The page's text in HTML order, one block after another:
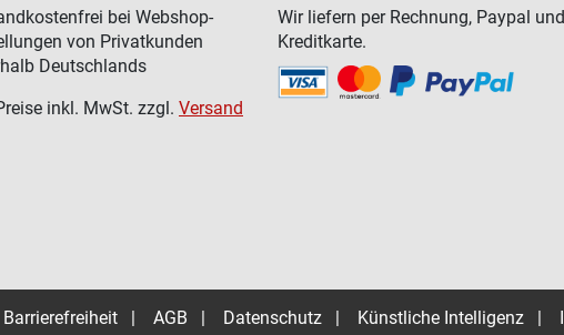
bei Webshop-
von Privatkunden
Deutschlands
inkl. MwSt. zzgl. Versand
Wir liefern per Rechnung, Paypal und
Kreditkarte.
Barrierefreiheit AGB Datenschutz Künstliche Intelligenz